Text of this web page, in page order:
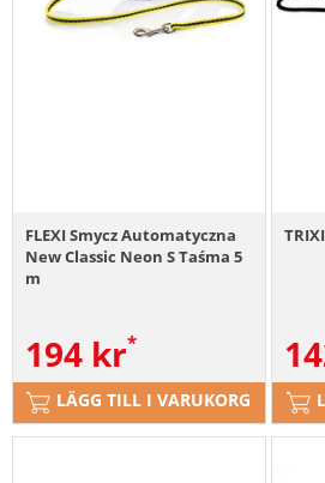
FLEXI Smycz Automatyczna
New Classic Neon S Taśma 5
m
194 kr
LÄGG TILL I VARUKORG